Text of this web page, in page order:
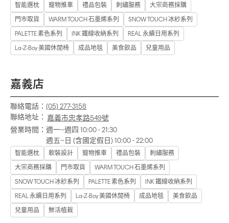
智能選枕 寵物推車 禮品包裝 刺繡服務
大宗商務採購
門市取貨
WARM TOUCH 石墨烯系列
SNOW TOUCH 冰紗系列
PALETTE 素色系列
INK 鐵線收納系列
REAL 永續日用系列
La-Z-Boy 美國休閒椅
成品地毯 美食飲品 兒童用品
嘉義店
聯絡電話： (05) 277-3158
聯絡地址： 嘉義市忠孝路549號
營業時間： 週一~週四 10:00 - 21:30
週五~日 (含國定假日) 10:00 - 22:00
智能選枕 軟裝設計 寵物推車 禮品包裝
刺繡服務
大宗商務採購
門市取貨
WARM TOUCH 石墨烯系列
SNOW TOUCH 冰紗系列
PALETTE 素色系列
INK 鐵線收納系列
REAL 永續日用系列
La-Z-Boy 美國休閒椅 成品地毯
美食飲品
兒童用品
鮮活植栽